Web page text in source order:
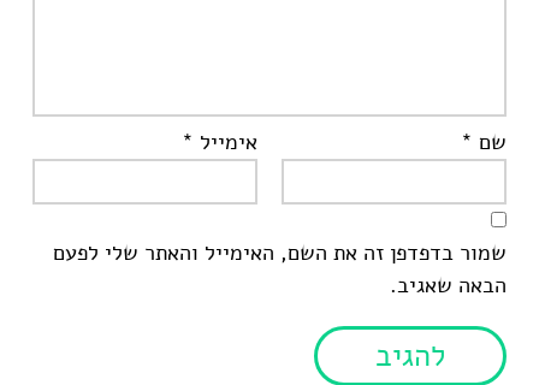
שם * אימייל *
שמור בדפדפן זה את השם, האימייל והאתר שלי לפעם
הבאה שאגיב.